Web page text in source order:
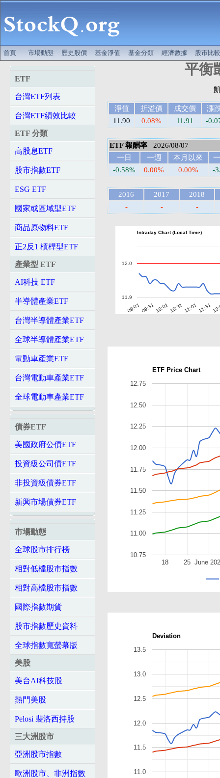
首頁 市場動態 歷史股價 基金淨值 基金分類 經濟數據 股市比較
ETF
台灣ETF列表
台灣ETF績效比較
ETF 分類
高股息ETF
股市指數ETF
ESG ETF
國家或區域型ETF
商品原物料ETF
正2反1 槓桿型ETF
產業型 ETF
AI科技 ETF
半導體產業ETF
台灣半導體產業ETF
全球半導體產業ETF
電動車產業ETF
台灣電動車產業ETF
全球電動車產業ETF
債券ETF
美國政府公債ETF
投資級公司債ETF
非投資級債券ETF
新興市場債券ETF
市場動態
全球股市排行榜
相對低檔股市指數
相對高檔股市指數
國際指數期貨
股市指數歷史資料
全球指數寬螢幕版
美股
美台AI科技股
熱門美股
Pelosi 裴洛西持股
三大洲股市
亞洲股市指數
歐洲股市、非洲指數
平衡
淨值 折溢價 成交價
漲
11.90
0.08% 11.91 -
ETF 報酬率 2026/08/07
一日
一週 本月以來
-0.58%
0.00% 0.00% -
2016 2017
2018
-
- -
Intraday Chart (Local Time)
09:0109:3110:0110:3111:0111:31
11.9
12.0
ETF Price Chart
June
18 25
10.75
11.00
11.25
11.50
11.75
12.00
12.25
12.50
12.75
Deviation
11.0
11.5
12.0
12.5
13.0
13.5